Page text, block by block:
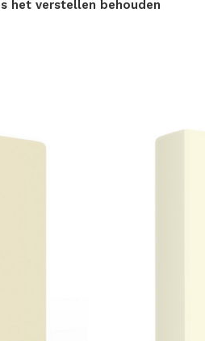
het verstellen behouden